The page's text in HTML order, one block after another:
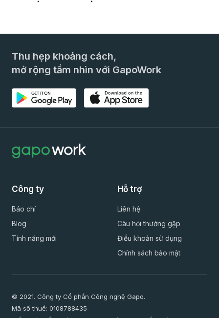
Thu hẹp khoảng cách,
mở rộng tầm nhìn với GapoWork
Công ty
Báo chí
Blog
Tính năng mới
Hỗ trợ
Liên hệ
Câu hỏi thường gặp
Điều khoản sử dụng
Chính sách bảo mật
© 2021. Công ty Cổ phần Công nghệ Gapo.
Mã số thuế: 0108788435